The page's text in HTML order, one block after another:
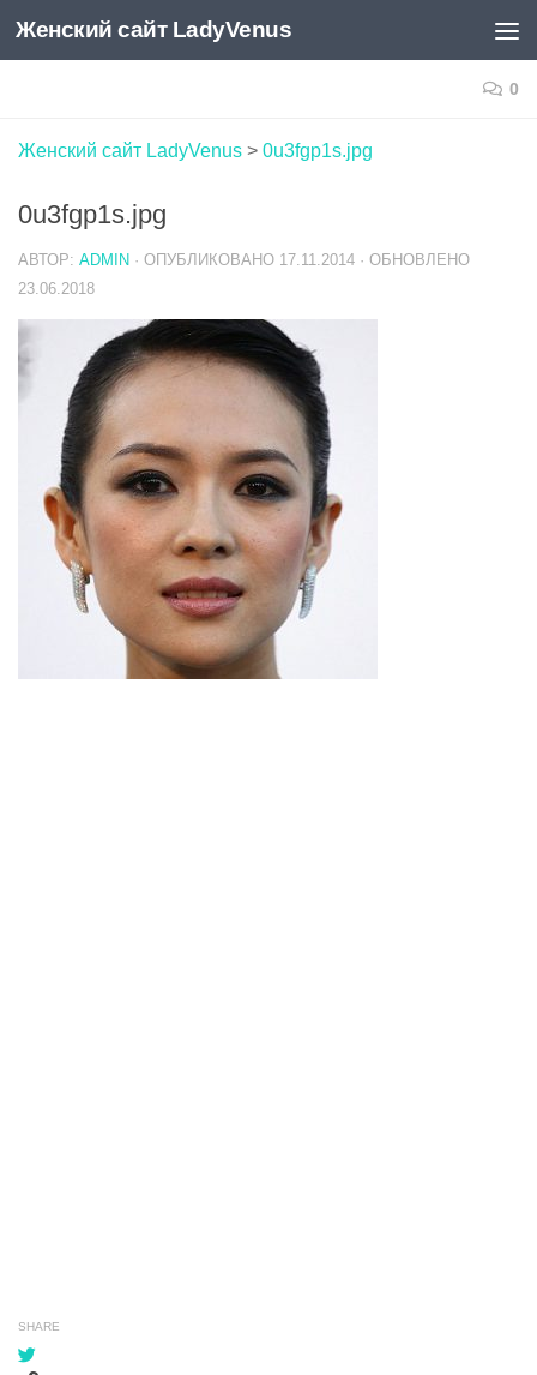
Skip to content
Женский сайт LadyVenus
0
Женский сайт LadyVenus > 0u3fgp1s.jpg
0u3fgp1s.jpg
АВТОР: ADMIN · ОПУБЛИКОВАНО 17.11.2014 · ОБНОВЛЕНО
23.06.2018
SHARE